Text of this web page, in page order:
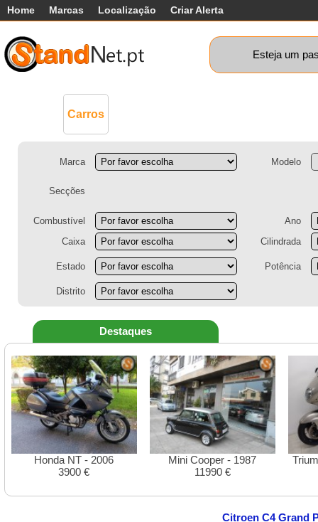
Home Marcas Localização Criar Alerta
Esteja um
Carros
Marca Modelo
Secções
Combustível
Ano
Caixa
Cilindrada
Estado Potência
Distrito
Destaques
Honda NT - 2006
3900 €
Mini Cooper - 1987
11990 €
Citroen C4 Grand